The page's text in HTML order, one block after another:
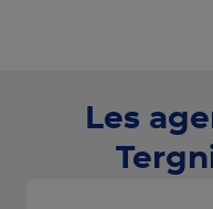
Les